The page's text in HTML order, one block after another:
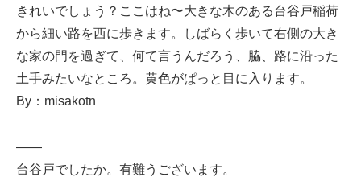
きれいでしょう？ここはね〜大きな木のある台谷戸稲荷
から細い路を西に歩きます。しばらく歩いて右側の大き
な家の門を過ぎて、何て言うんだろう、脇、路に沿った
土手みたいなところ。黄色がぱっと目に入ります。
By：misakotn
——
台谷戸でしたか。有難うございます。